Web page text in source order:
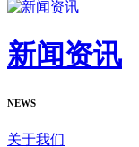
新闻资讯
NEWS
关于我们